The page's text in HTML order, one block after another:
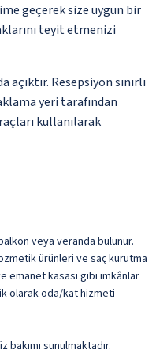
geçerek size uygun bir
teyit etmenizi
açıktır. Resepsiyon sınırlı
yeri tarafından
kullanılarak
veya veranda bulunur.
ürünleri ve saç kurutma
emanet kasası gibi imkânlar
olarak oda/kat hizmeti
sunulmaktadır.